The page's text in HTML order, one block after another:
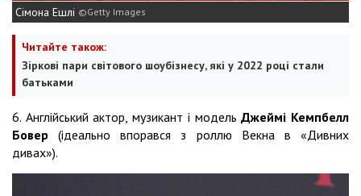
Сімона Ешлі Getty Images
Читайте також:
Зіркові пари світового шоубізнесу, які у 2022 році стали
батьками
6. Англійський актор, музикант і модельДжеймі Кемпбелл
Бовер (ідеально впорався з роллю Векна в «Дивних
дивах»).